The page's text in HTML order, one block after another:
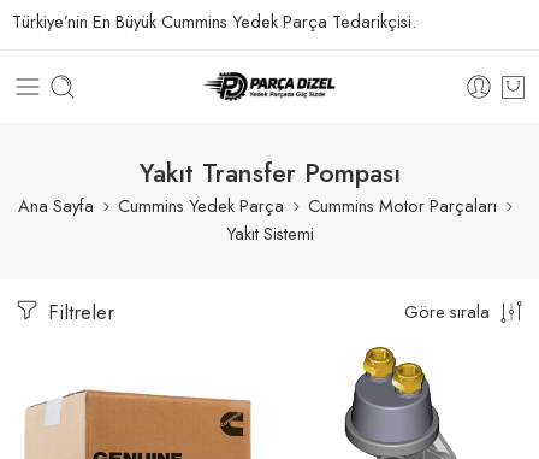
Türkiye’nin En Büyük Cummins Yedek Parça Tedarikçisi.
Yakıt Transfer Pompası
Ana Sayfa Cummins Yedek Parça
Cummins Motor Parçaları
Yakıt Sistemi
Filtreler Göre sırala